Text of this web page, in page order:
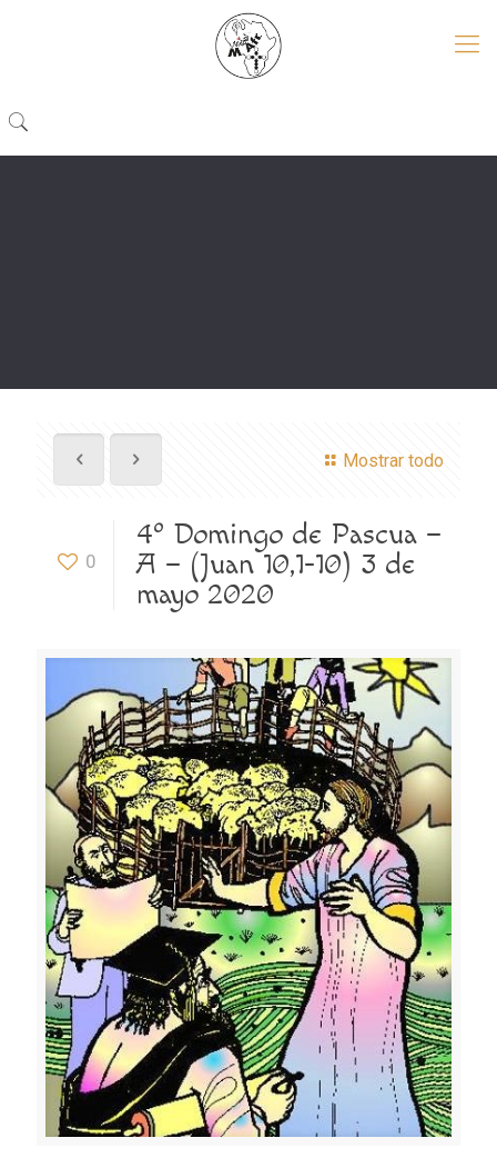
Mostrar todo
0
4º Domingo de Pascua –
A – (Juan 10,1-10) 3 de
mayo 2020